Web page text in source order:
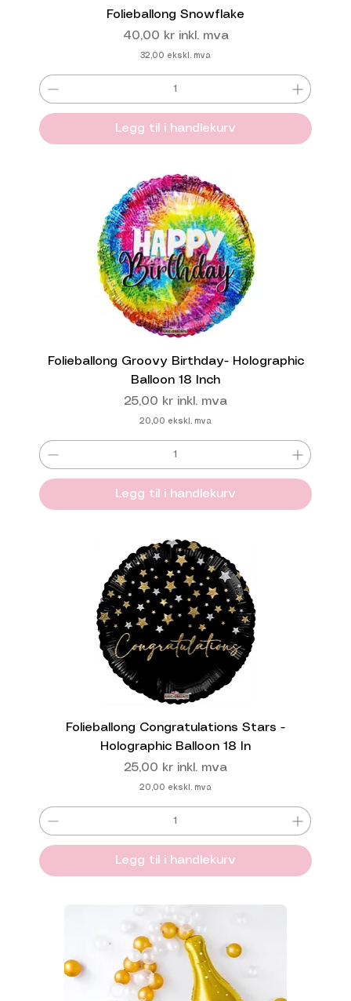
Folieballong Snowflake
Pris
40,00 kr inkl. mva
32,00 ekskl. mva
Legg til i handlekurv
Folieballong Groovy Birthday- Holographic
Balloon 18 Inch
Pris
25,00 kr inkl. mva
20,00 ekskl. mva
Legg til i handlekurv
Folieballong Congratulations Stars -
Holographic Balloon 18 In
Pris
25,00 kr inkl. mva
20,00 ekskl. mva
Legg til i handlekurv